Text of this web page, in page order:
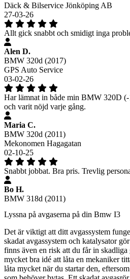
Däck & Bilservice Jönköping AB
27-03-26
Allt gick snabbt och smidigt inga
Alen D.
BMW 320d (2017)
GPS Auto Service
03-02-26
Har lämnat in både min BMW 320D
och varit nöjd varje gång.
Maria C.
BMW 320d (2011)
Mekonomen Hagagatan
02-10-25
Snabbt jobbat. Bra pris. Trevlig
Bo H.
BMW 318d (2011)
Lyssna på avgaserna på din Bmw I3
Det är viktigt att ditt avgassystem
skadat avgassystem och katalysator
finns även en risk att du får in skadliga
mycket bra idé att låta en mekaniker
låta mycket när du startar den,